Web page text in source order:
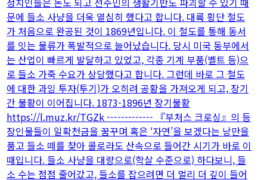
문에 들소 사냥을 더욱 열심히 했다고 합니다. 대륙 횡단 철도
가 처음으로 완공된 것이 1869년입니다. 이 철도를 통해 동서
를 잇는 물류가 폭발적으로 늘어났습니다. 당시 미국 동부에서
는 산업이 빠르게 발달하고 있었고, 각종 기계 부품(벨트 등)으
로 들소 가죽 수요가 상당했다고 합니다. 그런데 바로 그 철도
에 대한 과잉 투자(투기)가 오히려 공황을 가져오게 되고, 장기
간 불황이 이어집니다. 1873-1896년 장기불황
https://l.muz.kr/TGZk ------------- 『부처스 크로싱』의 등
장인물들이 일확천금을 꿈꾸며 혹은 ‘자연’을 보겠다는 낭만을
품고 들소 떼를 찾아 콜로라도 산속으로 들어간 시기가 바로 이
때입니다. 들소 사냥을 대량으로(학살 수준으로) 하다보니, 들
소 수는 점점 줄어갔고, 들소를 잡으려면 더 멀리 더 깊이 들어